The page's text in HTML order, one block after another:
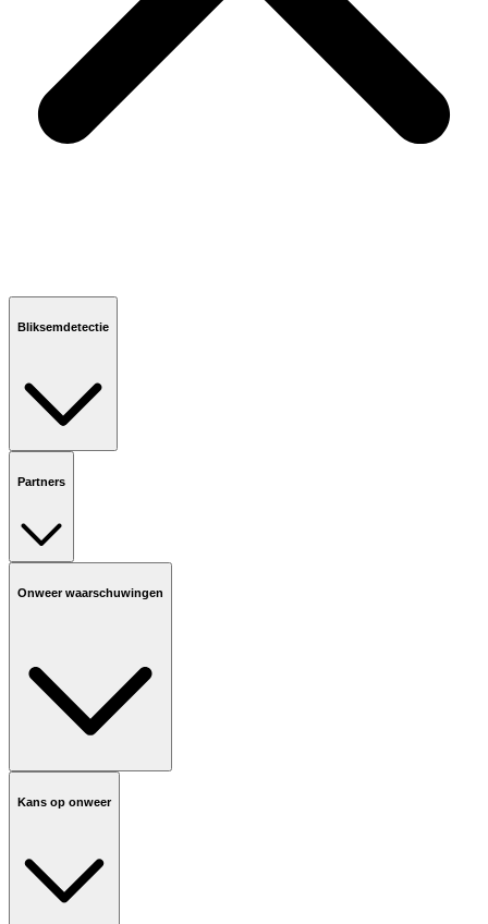
Bliksemdetectie
Partners
Onweer waarschuwingen
Kans op onweer